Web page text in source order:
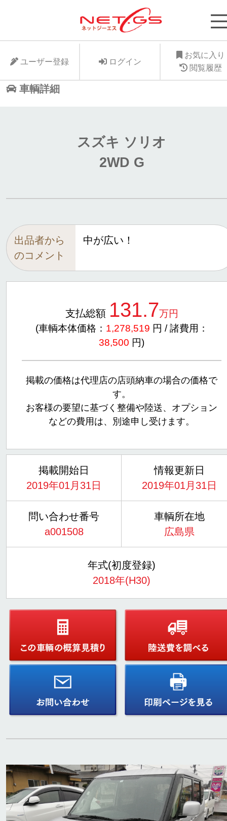
ネット・ジーエス株式会社が運営する中古車個人
支援サービスNet-GSのサイト。より安く中古車
に入れたい、より高くお手元の愛車を手放したい
ット・ジーエス株式会社はお客様が驚きの価格で
車個人売買が出来る支援に全力で取り組みます。
ユーザー登録 ログイン
お気に入り
閲覧履歴
車輌詳細
スズキ ソリオ
2WD G
出品者から
のコメント
中が広い！
支払総額 131.7万円
(車輌本体価格： 1,278,519 円 / 諸費用：
38,500 円)
掲載の価格は代理店の店頭納車の場合の価格で
す。
お客様の要望に基づく整備や陸送、オプション
などの費用は、別途申し受けます。
掲載開始日
2019年01月31日
情報更新日
2019年01月31日
問い合わせ番号
a001508
車輌所在地
広島県
年式(初度登録)
2018年(H30)